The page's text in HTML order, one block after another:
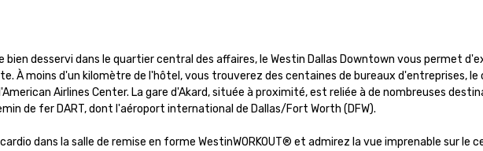
desservi dans le quartier central des affaires, le Westin Dallas Downtown vous permet
À moins d'un kilomètre de l'hôtel, vous trouverez des centaines de bureaux d'entreprises, le
Airlines Center. La gare d'Akard, située à proximité, est reliée à de nombreuses
de fer DART, dont l'aéroport international de Dallas/Fort Worth (DFW).
dans la salle de remise en forme WestinWORKOUT® et admirez la vue imprenable sur le